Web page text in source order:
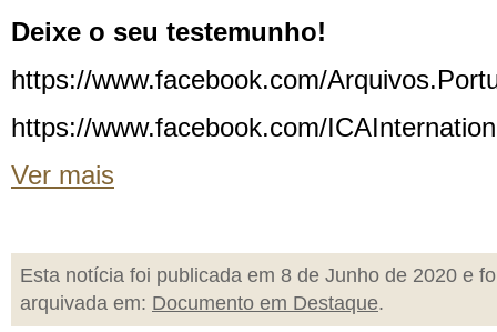
Deixe o seu testemunho!
https://www.facebook.com/
https://www.facebook.com/
Ver mais
Esta notícia foi publicada em 8 de Junho de 2020 e
arquivada em: Documento em Destaque.